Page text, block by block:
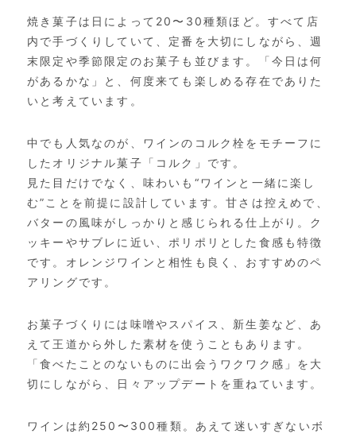
焼き菓子は日によって20〜30種類ほど。すべて店
内で手づくりしていて、定番を大切にしながら、週
末限定や季節限定のお菓子も並びます。「今日は何
があるかな」と、何度来ても楽しめる存在でありた
いと考えています。
中でも人気なのが、ワインのコルク栓をモチーフに
したオリジナル菓子「コルク」です。
見た目だけでなく、味わいも“ワインと一緒に楽し
む”ことを前提に設計しています。甘さは控えめで、
バターの風味がしっかりと感じられる仕上がり。ク
ッキーやサブレに近い、ポリポリとした食感も特徴
です。オレンジワインと相性も良く、おすすめのペ
アリングです。
お菓子づくりには味噌やスパイス、新生姜など、あ
えて王道から外した素材を使うこともあります。
「食べたことのないものに出会うワクワク感」を大
切にしながら、日々アップデートを重ねています。
ワインは約250〜300種類。あえて迷いすぎないボ